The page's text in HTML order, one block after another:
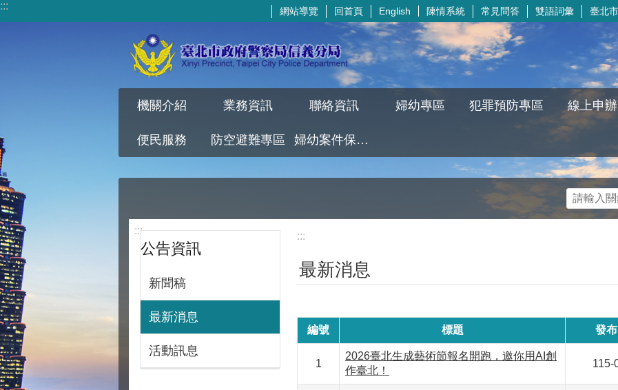
跳到主要內容區塊
::: 網站導覽 回首頁 English 陳情系統 常見問答 雙語詞彙 臺北
機關介紹 業務資訊 聯絡資訊 婦幼專區 犯罪預防專區 線上申辦
便民服務 防空避難專區 婦幼案件保護權益須知(QR Code下載) Rights and Resources for Victims of Violence Against Women and Children (Scan the QR Code to Download)
:::
公告資訊
新聞稿
最新消息
活動訊息
:::
最新消息
編號 標題 發
1
2026臺北生成藝術節報名開跑，邀你用AI創
作臺北！
115-